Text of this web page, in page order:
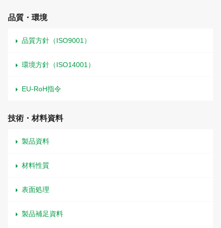
品質・環境
品質方針（ISO9001）
環境方針（ISO14001）
EU-RoH指令
技術・材料資料
製品資料
材料性質
表面処理
製品補足資料